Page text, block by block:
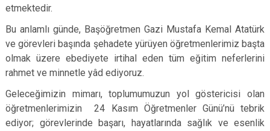
etmektedir.
Bu anlamlı günde, Başöğretmen Gazi Mustafa Kemal Atatürk
ve görevleri başında şehadete yürüyen öğretmenlerimiz başta
olmak üzere ebediyete irtihal eden tüm eğitim neferlerini
rahmet ve minnetle yâd ediyoruz.
Geleceğimizin mimarı, toplumumuzun yol göstericisi olan
öğretmenlerimizin 24 Kasım Öğretmenler Günü’nü tebrik
ediyor; görevlerinde başarı, hayatlarında sağlık ve esenlik